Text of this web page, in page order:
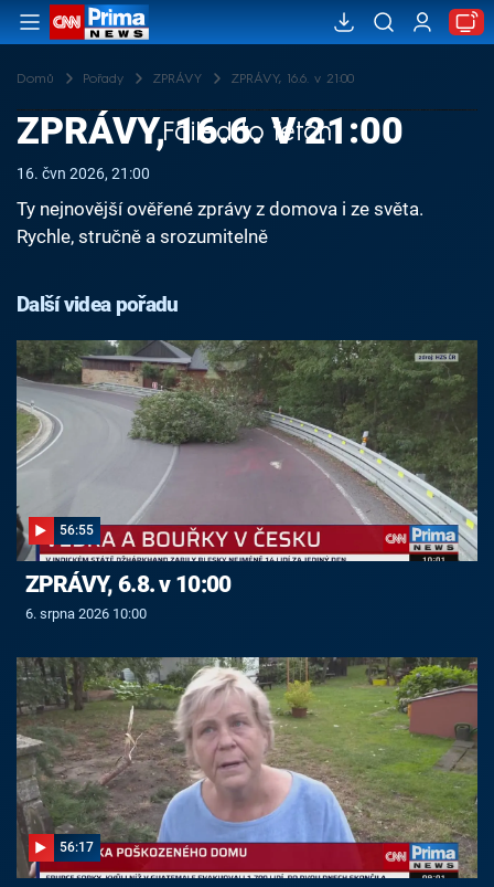
Domů Pořady ZPRÁVY ZPRÁVY, 16.6. v 21:00
Failed to fetch
ZPRÁVY, 16.6. V 21:00
16. čvn 2026, 21:00
Ty nejnovější ověřené zprávy z domova i ze světa.
Rychle, stručně a srozumitelně
Další videa pořadu
56:55
ZPRÁVY, 6.8. v 10:00
6. srpna 2026 10:00
56:17